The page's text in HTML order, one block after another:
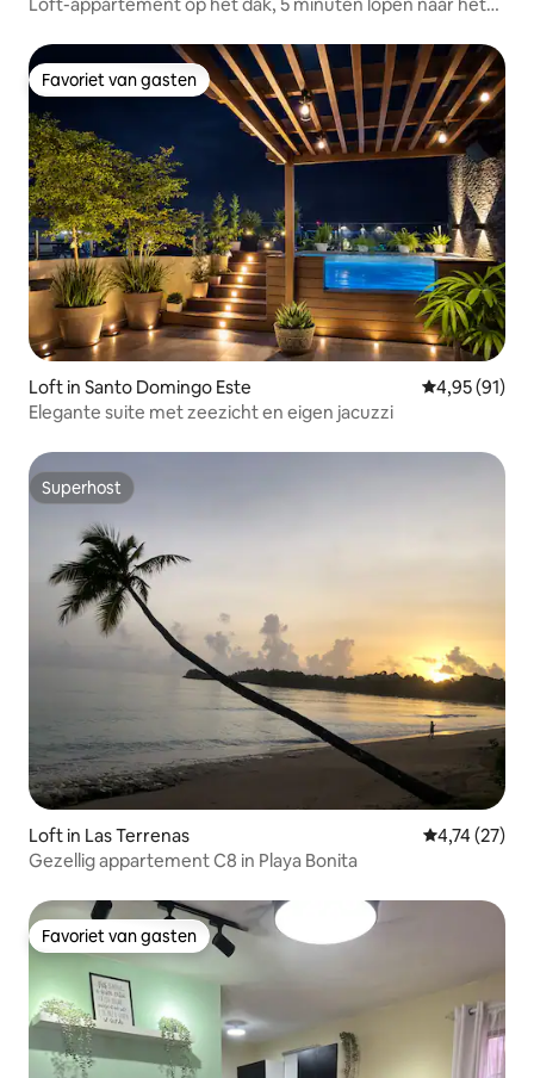
Favoriet van gasten
Favoriet van gasten
Loft in Santo Domingo Este Gemiddelde
4,95 (91)
Elegante suite met zeezicht en eigen jacuzzi
Superhost
Superhost
Loft in Las Terrenas Gemiddelde
4,74 (27)
Gezellig appartement C8 in Playa Bonita
Favoriet van gasten
Favoriet van gasten